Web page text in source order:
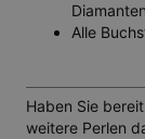
Diamanten
Alle
Haben Sie
weitere Perlen